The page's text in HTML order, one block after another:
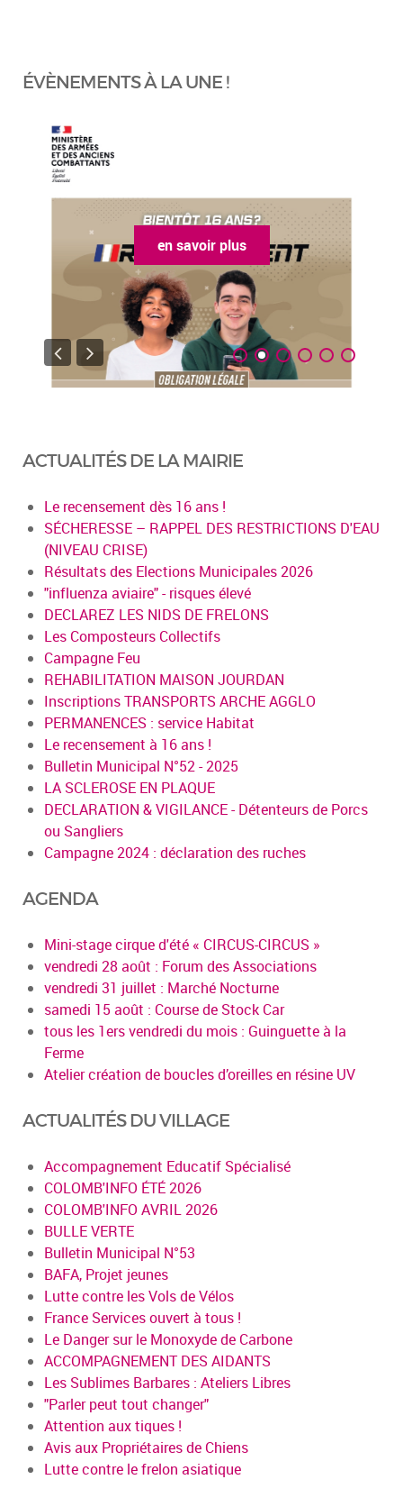
ÉVÈNEMENTS À LA UNE !
en savoir plus
ACTUALITÉS DE LA MAIRIE
Le recensement dès 16 ans !
SÉCHERESSE – RAPPEL DES RESTRICTIONS D'EAU
(NIVEAU CRISE)
Résultats des Elections Municipales 2026
"influenza aviaire" - risques élevé
DECLAREZ LES NIDS DE FRELONS
Les Composteurs Collectifs
Campagne Feu
REHABILITATION MAISON JOURDAN
Inscriptions TRANSPORTS ARCHE AGGLO
PERMANENCES : service Habitat
Le recensement à 16 ans !
Bulletin Municipal N°52 - 2025
LA SCLEROSE EN PLAQUE
DECLARATION & VIGILANCE - Détenteurs de Porcs
ou Sangliers
Campagne 2024 : déclaration des ruches
AGENDA
Mini-stage cirque d'été « CIRCUS-CIRCUS »
vendredi 28 août : Forum des Associations
vendredi 31 juillet : Marché Nocturne
samedi 15 août : Course de Stock Car
tous les 1ers vendredi du mois : Guinguette à la
Ferme
Atelier création de boucles d’oreilles en résine UV
ACTUALITÉS DU VILLAGE
Accompagnement Educatif Spécialisé
COLOMB'INFO ÉTÉ 2026
COLOMB'INFO AVRIL 2026
BULLE VERTE
Bulletin Municipal N°53
BAFA, Projet jeunes
Lutte contre les Vols de Vélos
France Services ouvert à tous !
Le Danger sur le Monoxyde de Carbone
ACCOMPAGNEMENT DES AIDANTS
Les Sublimes Barbares : Ateliers Libres
"Parler peut tout changer"
Attention aux tiques !
Avis aux Propriétaires de Chiens
Lutte contre le frelon asiatique